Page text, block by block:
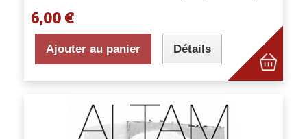
6,00 €
Ajouter au panier Détails